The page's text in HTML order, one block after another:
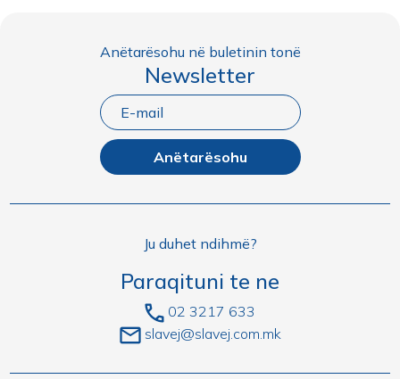
Anëtarësohu në buletinin tonë
Newsletter
Anëtarësohu
Ju duhet ndihmë?
Paraqituni te ne
02 3217 633
slavej@slavej.com.mk